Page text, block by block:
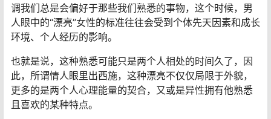
调我们总是会偏好于那些我们熟悉的事物，这个时候，男
人眼中的“漂亮”女性的标准往往会受到个体先天因素和成长
环境、个人经历的影响。
也就是说，这种熟悉可能只是两个人相处的时间久了，因
此，所谓情人眼里出西施，这种漂亮不仅仅局限于外貌，
更多的是两个人心理能量的契合，又或是异性拥有他熟悉
且喜欢的某种特点。